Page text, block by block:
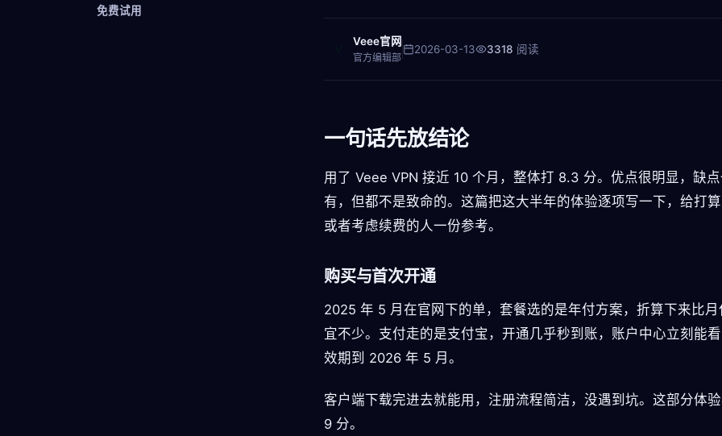
免费试用
Veee官网
官方编辑部
2026-03-13 3318 阅读
一句话先放结论
用了 Veee VPN 接近 10 个月，整体打 8.3 分。优点很明显，缺
有，但都不是致命的。这篇把这大半年的体验逐项写一下，给打
或者考虑续费的人一份参考。
购买与首次开通
2025 年 5 月在官网下的单，套餐选的是年付方案，折算下来比月
宜不少。支付走的是支付宝，开通几乎秒到账，账户中心立刻能
效期到 2026 年 5 月。
客户端下载完进去就能用，注册流程简洁，没遇到坑。这部分体
9 分。